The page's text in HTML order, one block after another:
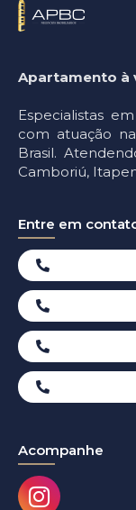
Apartamento à
Especialistas
com atuação
Brasil.
Camboriú,
Entre em
Acompanhe